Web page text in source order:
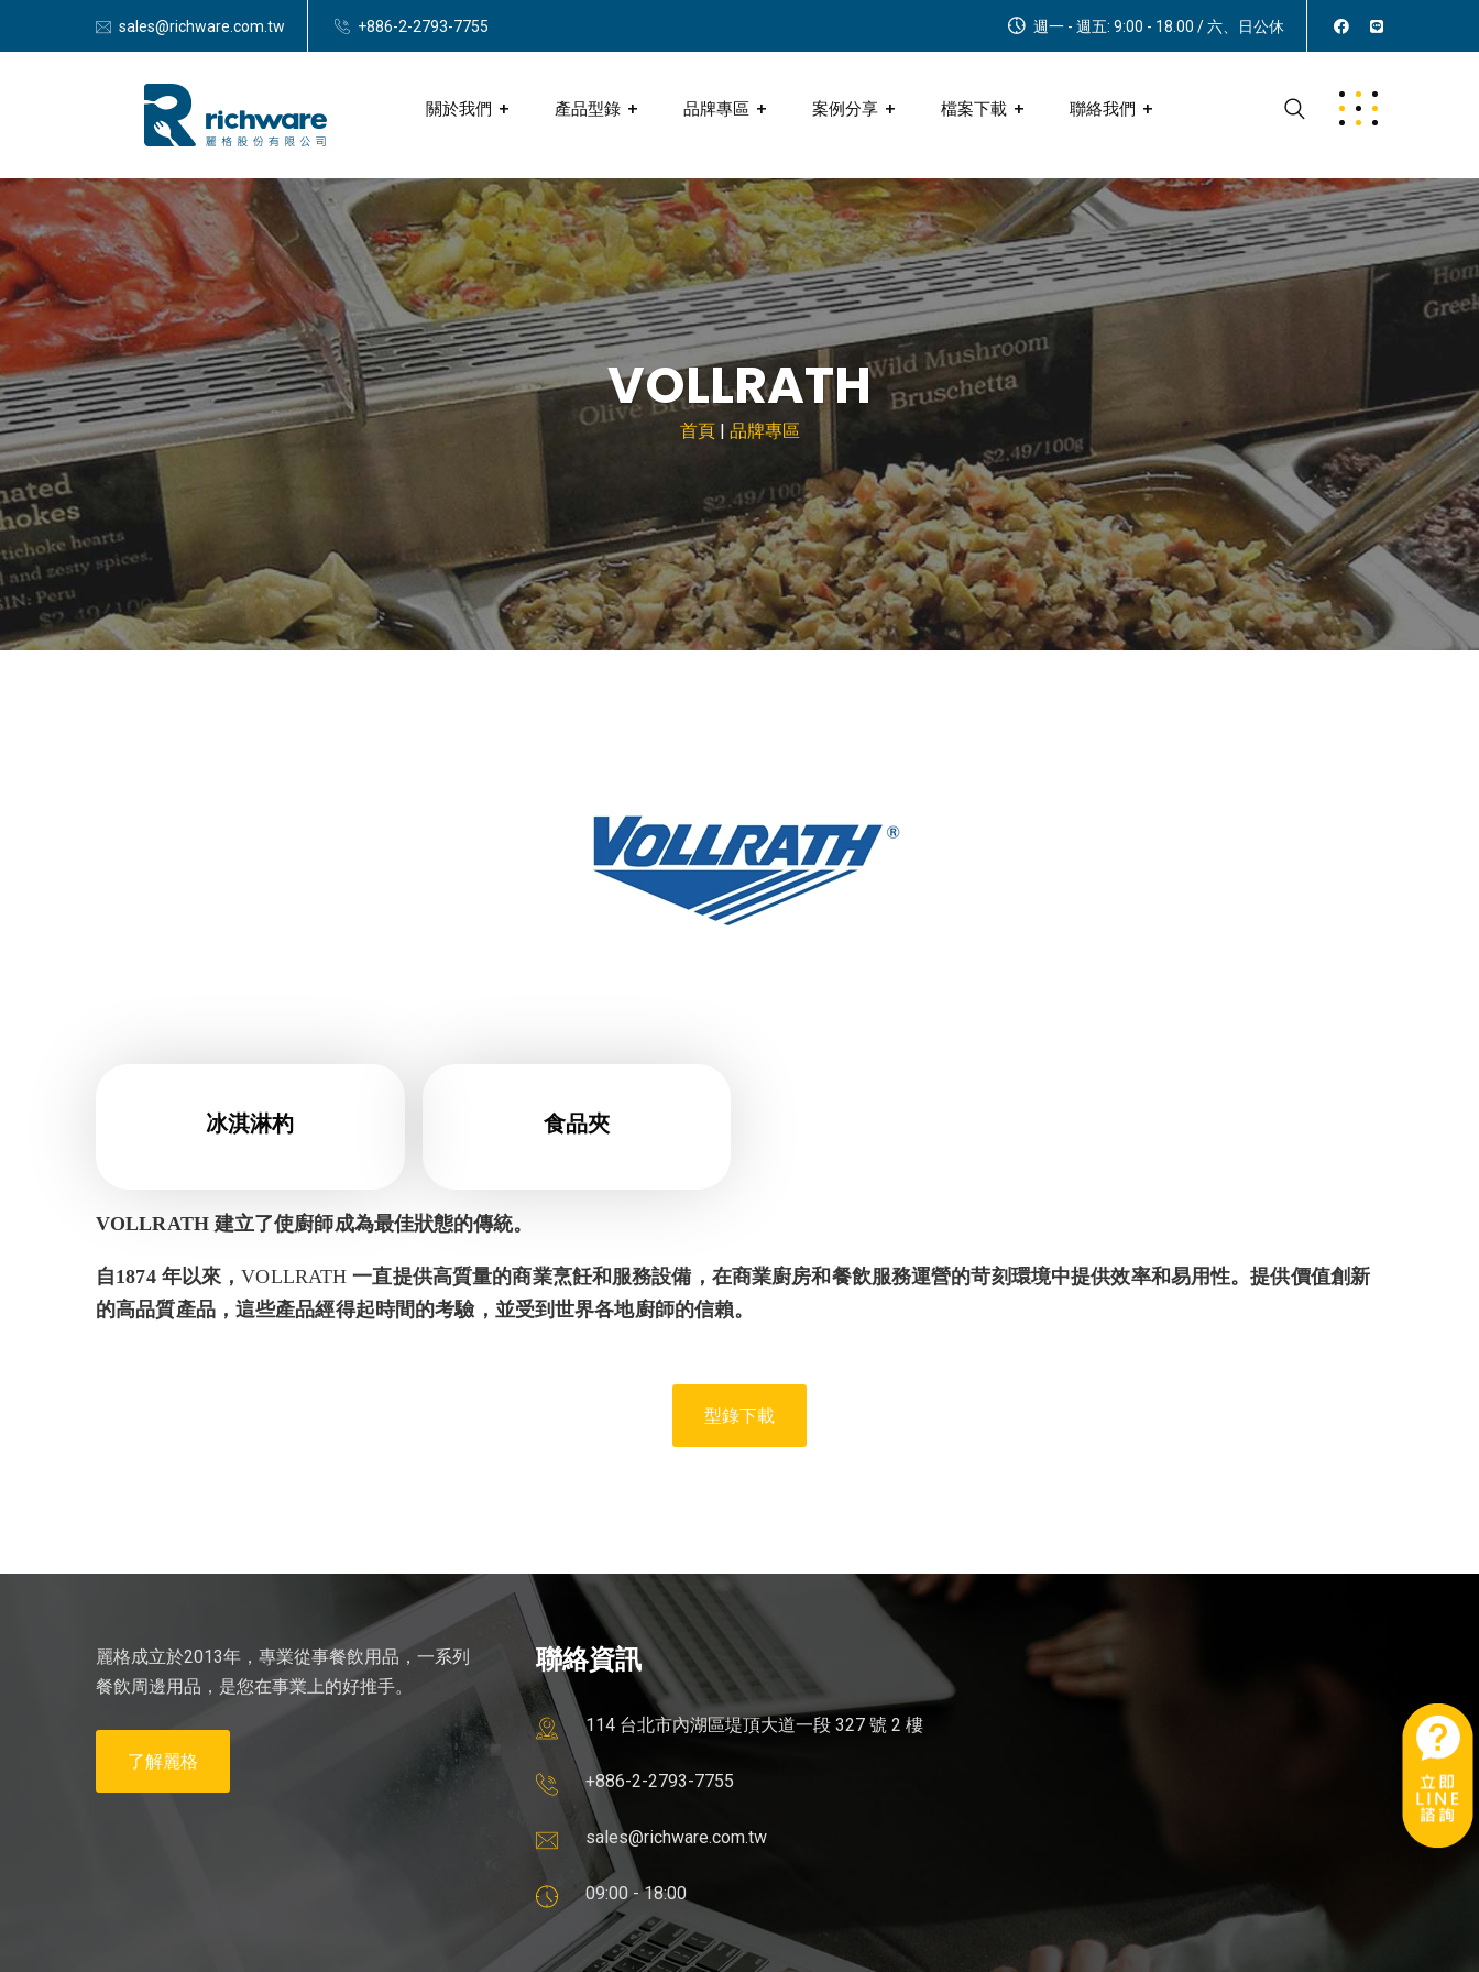
sales@richware.com.tw +886-2-2793-7755 週一 - 週五: 9:00 - 18.00 / 六、日公休
關於我們 產品型錄 品牌專區 案例分享 檔案下載 聯絡我們
VOLLRATH
首頁| 品牌專區
冰淇淋杓 食品夾
VOLLRATH 建立了使廚師成為最佳狀態的傳統。
自1874 年以來，VOLLRATH 一直提供高質量的商業烹飪和服務設備，在商業廚房和餐飲服務運營的苛刻環境中提供效率和易用性。提供價值創新
的高品質產品，這些產品經得起時間的考驗，並受到世界各地廚師的信賴。
型錄下載
麗格成立於2013年，專業從事餐飲用品，一系列
餐飲周邊用品，是您在事業上的好推手。
了解麗格
聯絡資訊
114 台北市內湖區堤頂大道一段 327 號 2 樓
+886-2-2793-7755
sales@richware.com.tw
09:00 - 18:00